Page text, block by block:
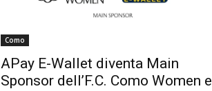
Como
APay E-Wallet diventa Main
Sponsor dell’F.C. Como Women e